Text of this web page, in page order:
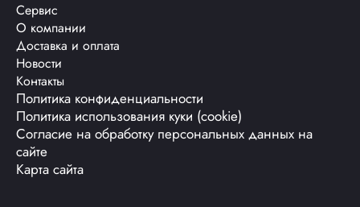
Сервис
О компании
Доставка и оплата
Новости
Контакты
Политика конфиденциальности
Политика использования куки (cookie)
Согласие на обработку персональных данных на
сайте
Карта сайта